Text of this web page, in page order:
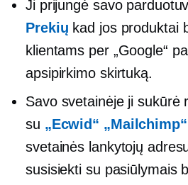
Ji prijungė savo
Prekių kad jos produktai
klientams per „Google“
apsipirkimo skirtuką.
Savo svetainėje ji sukūrė
su „Ecwid“
svetainės lankytojų
susisiekti su pasiūlymais